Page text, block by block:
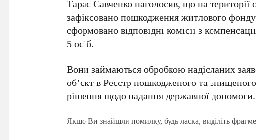
Тарас Савченко наголосив, що на території
зафіксовано пошкодження житлового
сформовано відповідні комісії з
5 осіб.
Вони займаються обробкою надісланих
об’єкт в Реєстр пошкодженого та
рішення щодо надання державної допомоги.
Якщо Ви знайшли помилку, будь ласка, виділіть